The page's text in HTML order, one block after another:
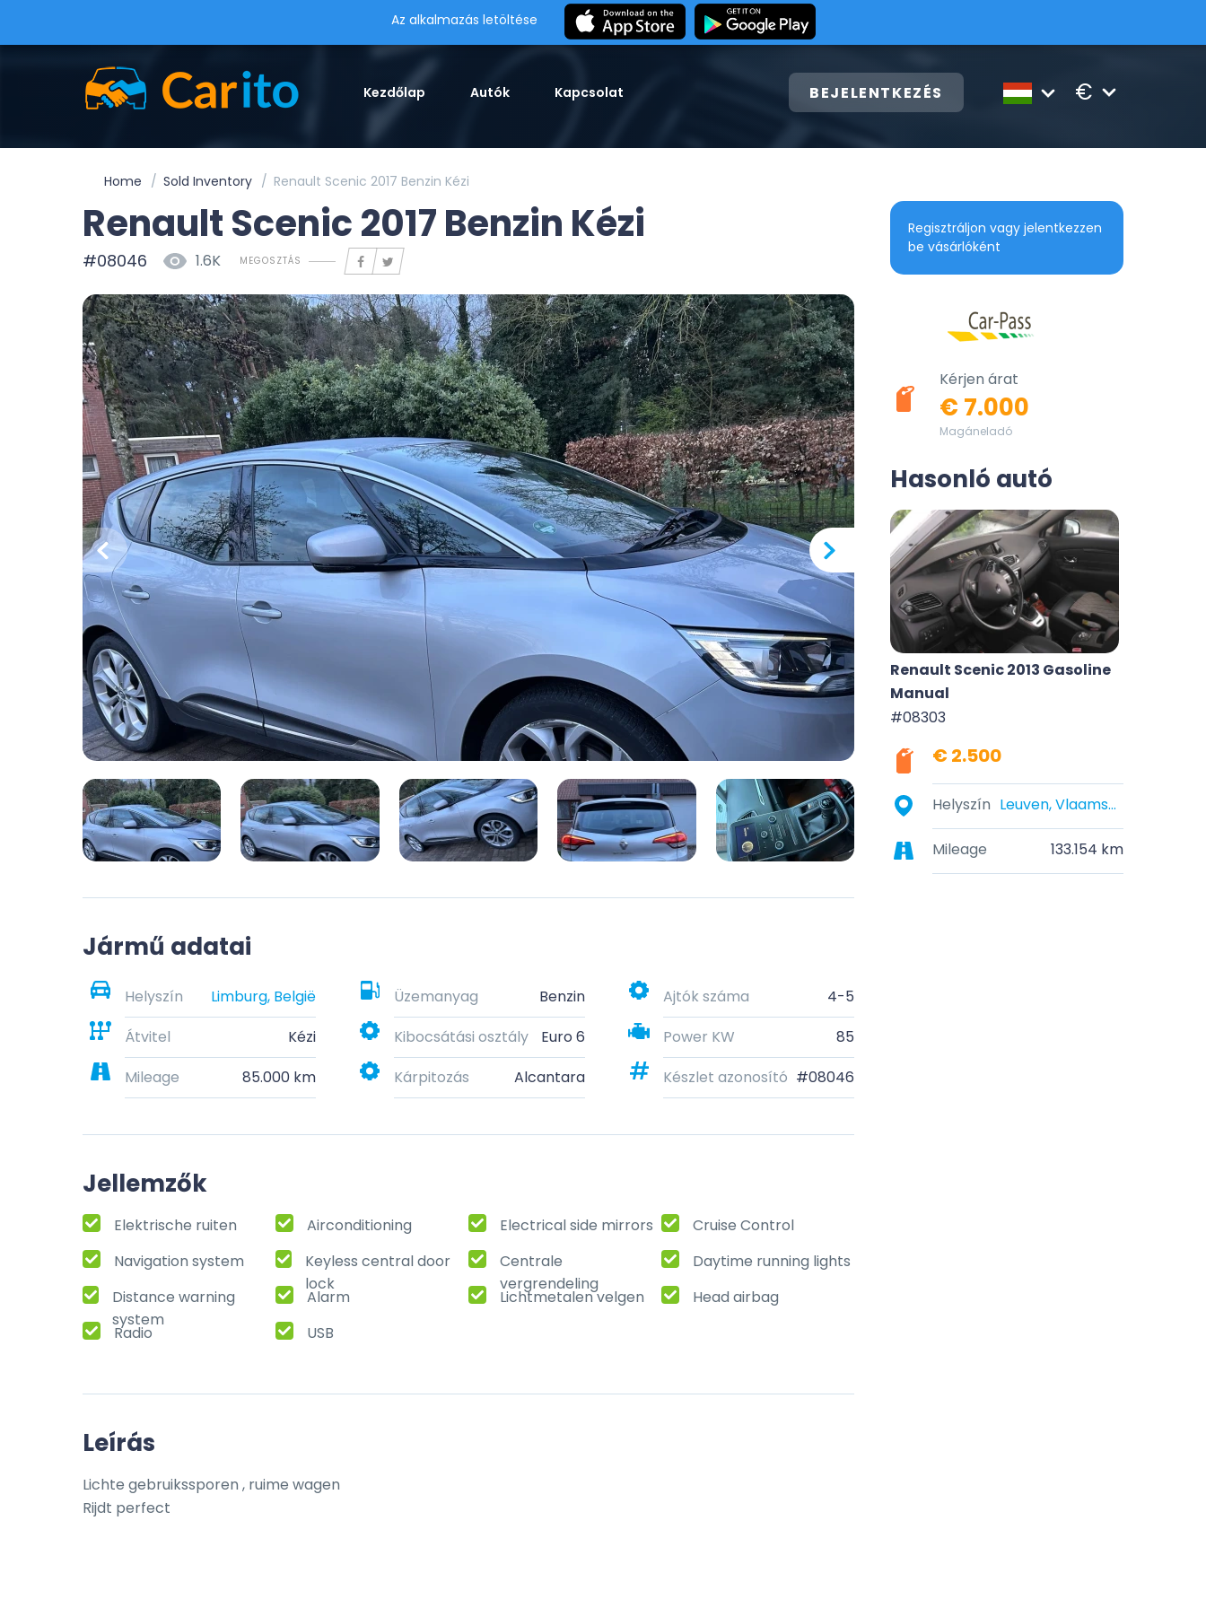
Az alkalmazás letöltése
Kezdőlap Autók Kapcsolat BEJELENTKEZÉS €
Home Sold Inventory Renault Scenic 2017 Benzin Kézi
Renault Scenic 2017 Benzin Kézi
#08046 1.6K MEGOSZTÁS
Jármű adatai
Helyszín Limburg, België Üzemanyag Benzin Ajtók száma
4-5
Átvitel
Kézi Kibocsátási osztály Euro 6 Power KW
85
Mileage
85.000 km Kárpitozás Alcantara Készlet azonosító #08046
Jellemzők
Elektrische ruiten Airconditioning Electrical side mirrors
Cruise Control
Navigation system
Keyless central door
lock
Centrale
vergrendeling
Daytime running lights
Distance warning
system
Alarm Lichtmetalen velgen
Head airbag
Radio
USB
Leírás
Lichte gebruikssporen , ruime wagen
Rijdt perfect
Regisztráljon vagy jelentkezzen
be vásárlóként
Kérjen árat
€ 7.000
Magáneladó
Hasonló autó
Renault Scenic 2013 Gasoline
Manual
#08303
€ 2.500
Helyszín Leuven, Vlaams-Brabant, België
Mileage 133.154 km